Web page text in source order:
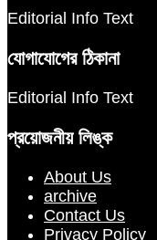
Editorial Info Text
যোগাযোগের ঠিকানা
Editorial Info Text
প্রয়োজনীয় লিঙ্ক
About Us
archive
Contact Us
Privacy Policy